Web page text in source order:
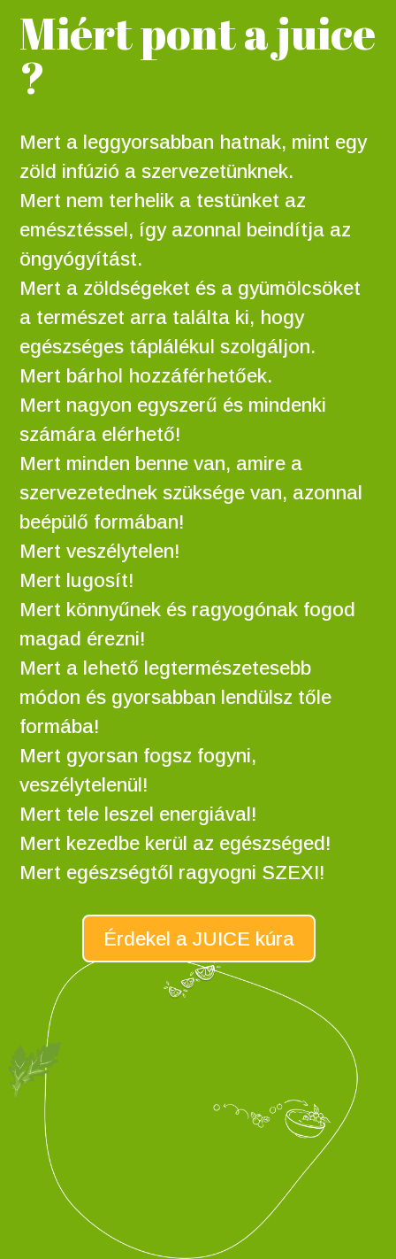
Miért pont a juice
?
Mert a leggyorsabban hatnak, mint egy
zöld infúzió a szervezetünknek.
Mert nem terhelik a testünket az
emésztéssel, így azonnal beindítja az
öngyógyítást.
Mert a zöldségeket és a gyümölcsöket
a természet arra találta ki, hogy
egészséges táplálékul szolgáljon.
Mert bárhol hozzáférhetőek.
Mert nagyon egyszerű és mindenki
számára elérhető!
Mert minden benne van, amire a
szervezetednek szüksége van, azonnal
beépülő formában!
Mert veszélytelen!
Mert lugosít!
Mert könnyűnek és ragyogónak fogod
magad érezni!
Mert a lehető legtermészetesebb
módon és gyorsabban lendülsz tőle
formába!
Mert gyorsan fogsz fogyni,
veszélytelenül!
Mert tele leszel energiával!
Mert kezedbe kerül az egészséged!
Mert egészségtől ragyogni SZEXI!
Érdekel a JUICE kúra